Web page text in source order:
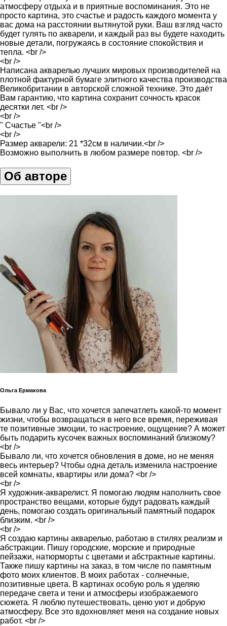
атмосферу отдыха и в приятные воспоминания. Это не
просто картина, это счастье и радость каждого момента у
вас дома на расстоянии вытянутой руки. Ваш взгляд часто
будет гулять по акварели, и каждый раз вы будете находить
новые детали, погружаясь в состояние спокойствия и
тепла. <br />
<br />
Написана акварелью лучших мировых производителей на
плотной фактурной бумаге элитного качества производства
Великобритании в авторской сложной технике. Это даёт
Вам гарантию, что картина сохранит сочность красок
десятки лет. <br />
<br />
" Счастье "<br />
<br />
Размер акварели: 21 *32см в наличии.<br />
Возможно выполнить в любом размере повтор. <br />
Об авторе
Ольга Ермакова
Бывало ли у Вас, что хочется запечатлеть какой-то момент
жизни, чтобы возвращаться в него все время, переживая
те позитивные эмоции, то настроение, ощущение? А может
быть подарить кусочек важных воспоминаний близкому?
<br />
Бывало ли, что хочется обновления в доме, но не меняя
весь интерьер? Чтобы одна деталь изменила настроение
всей комнаты, квартиры или дома? <br />
<br />
Я художник-акварелист. Я помогаю людям наполнить свое
пространство вещами, которые будут радовать каждый
день, помогаю создать оригинальный памятный подарок
близким. <br />
<br />
Я создаю картины акварелью, работаю в стилях реализм и
абстракции. Пишу городские, морские и природные
пейзажи, натюрморты с цветами и абстрактные картины.
Также пишу картины на заказ, в том числе по памятным
фото моих клиентов. В моих работах - солнечные,
позитивные цвета. В картинах особую роль я уделяю
передаче света и тени и атмосферы изображаемого
сюжета. Я люблю путешествовать, ценю уют и добрую
атмосферу. Все это вдохновляет меня на создание новых
работ. <br />